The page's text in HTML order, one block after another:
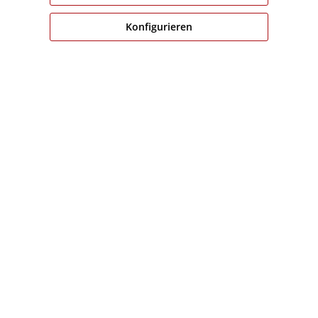
* Alle Preise inkl. gesetzl. Mehrwertsteuer zzgl.
Konfigurieren